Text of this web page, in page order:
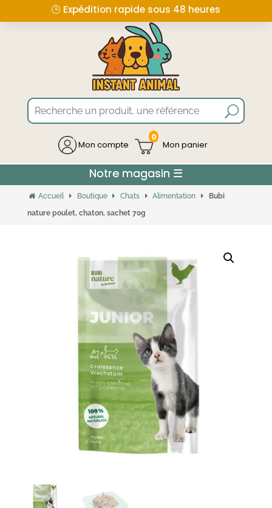
🕒 Expédition rapide sous 48 heures
Mon compte
0
Accueil Boutique Chats Alimentation
Bubi
nature poulet, chaton, sachet 70g